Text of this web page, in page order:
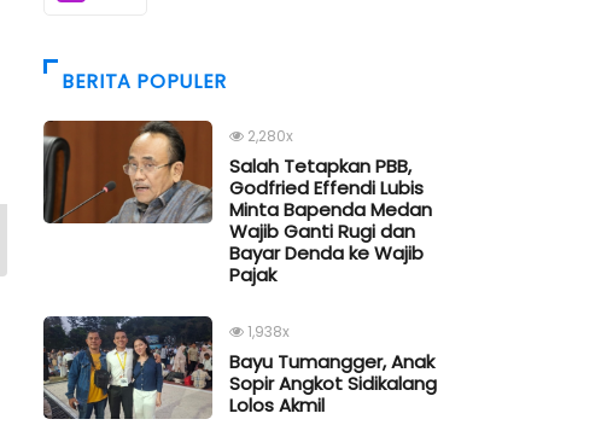
BERITA POPULER
2,280x
Salah Tetapkan PBB,
Godfried Effendi Lubis
Minta Bapenda Medan
Wajib Ganti Rugi dan
Bayar Denda ke Wajib
Pajak
1,938x
Bayu Tumangger, Anak
Sopir Angkot Sidikalang
Lolos Akmil